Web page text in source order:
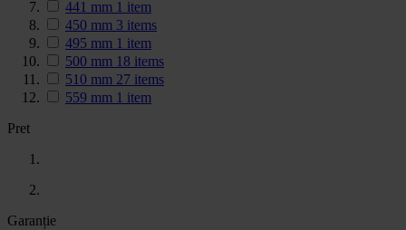
441 mm 1 item
450 mm 3 items
495 mm 1 item
500 mm 18 items
510 mm 27 items
559 mm 1 item
Pret
Garanție